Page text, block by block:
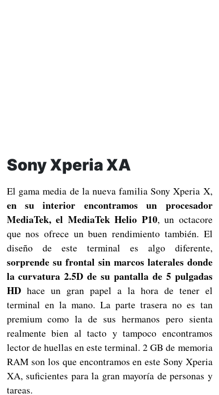
Sony Xperia XA
El gama media de la nueva familia Sony Xperia X,
en su interior encontramos un procesador
MediaTek, el MediaTek Helio P10, un octacore
que nos ofrece un buen rendimiento también. El
diseño de este terminal es algo diferente,
sorprende su frontal sin marcos laterales donde
la curvatura 2.5D de su pantalla de 5 pulgadas
HDhace un gran papel a la hora de tener el
terminal en la mano. La parte trasera no es tan
premium como la de sus hermanos pero sienta
realmente bien al tacto y tampoco encontramos
lector de huellas en este terminal. 2 GB de memoria
RAM son los que encontramos en este Sony Xperia
XA, suficientes para la gran mayoría de personas y
tareas.